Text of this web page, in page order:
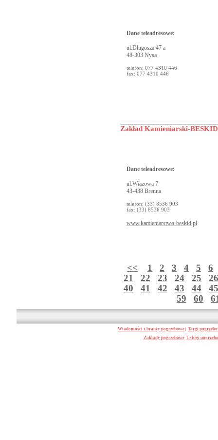
Dane teleadresowe:
ul.Długosza 47 a
48-303 Nysa
telefon: 077 4310 446
fax: 077 4310 446
Zakład Kamieniarski-
Dane teleadresowe:
ul.Wiązowa 7
43-438 Brenna
telefon: (33) 8536 903
fax: (33) 8536 903
www.kamieniarstwo-beskid.pl
<< 1 2 3 4 5
6
21
22 23 24 25
26
40
41 42 43 44
45
59
60
Wiadomości z branży pogrzebowej Targi
Zakłady pogrzebowe Usługi